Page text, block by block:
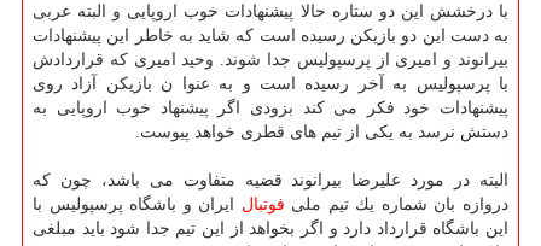
با درخشش این دو ستاره حالا پیشنهادات خوب اروپایی و البته عربی
به دست این دو بازیكن رسیده است كه شاید به خاطر این پیشنهادات
بیرانوند و امیری از پرسپولیس جدا شوند. وحید امیری كه قراردادش
با پرسپولیس به آخر رسیده است و به عنوا ن بازیكن آزاد روی
پیشنهادات خود فكر می كند بزودی اگر پیشنهاد خوب اروپایی به
دستش نرسد به یكی از تیم های قطری خواهد پیوست.
البته در مورد علیرضا بیرانوند قضیه متفاوت می باشد، چون كه
دروازه بان شماره یك تیم ملی فوتبال ایران و باشگاه پرسپولیس با
این باشگاه قرارداد دارد و اگر بخواهد از این تیم جدا شود باید مبلغی